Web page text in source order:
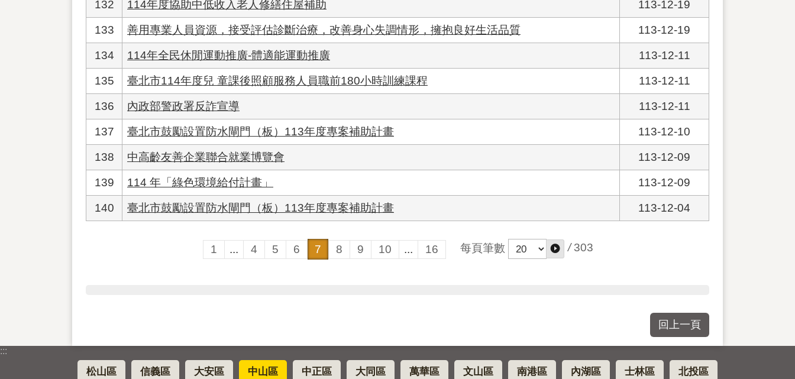
132 114年度協助中低收入老人修繕住屋補助 113-12-19
133 善用專業人員資源，接受評估診斷治療，改善身心失調情形，擁抱良好生活品質 113-12-19
134 114年全民休閒運動推廣-體適能運動推廣 113-12-11
135 臺北市114年度兒 童課後照顧服務人員職前180小時訓練課程 113-12-11
136 內政部警政署反詐宣導 113-12-11
137 臺北市鼓勵設置防水閘門（板）113年度專案補助計畫 113-12-10
138 中高齡友善企業聯合就業博覽會 113-12-09
139 114 年「綠色環境給付計畫」 113-12-09
140 臺北市鼓勵設置防水閘門（板）113年度專案補助計畫 113-12-04
1 ... 4 5 6 7 8 9 10 ... 16 每頁筆數 / 303
回上一頁
:::
松山區 信義區 大安區 中山區 中正區 大同區 萬華區 文山區 南港區 內湖區 士林區 北投區